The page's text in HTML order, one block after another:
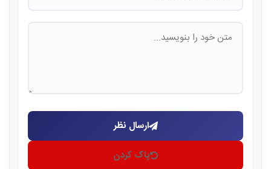
ارسال نظر
پاک کردن